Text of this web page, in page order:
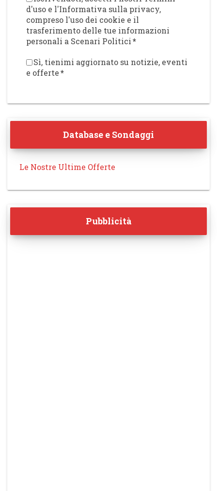
d'uso e l'Informativa sulla privacy,
compreso l'uso dei cookie e il
trasferimento delle tue informazioni
personali a Scenari Politici*
Sì, tienimi aggiornato su notizie, eventi
e offerte*
Database e Sondaggi
Le Nostre Ultime Offerte
Pubblicità